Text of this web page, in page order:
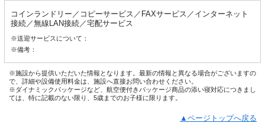
コインランドリー／コピーサービス／FAXサービス／インターネット
接続／無線LAN接続／宅配サービス
※送迎サービスについて：
※備考：
※施設から提供いただいた情報となります。最新の情報と異なる場合がございますの
で、詳細や設備使用料金は、施設へ直接お問い合わせください。
※ダイナミックパッケージなど、航空便付きパッケージ商品の添い寝対応につきまし
ては、特に記載のない限り、5歳までのお子様に限ります。
▲ページトップへ戻る